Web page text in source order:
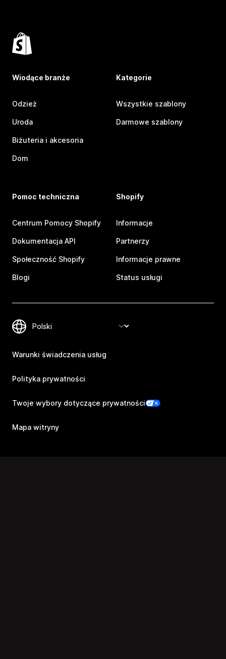
Wiodące branże
Odzież
Uroda
Biżuteria i akcesoria
Dom
Kategorie
Wszystkie szablony
Darmowe szablony
Pomoc techniczna
Centrum Pomocy Shopify
Dokumentacja API
Społeczność Shopify
Blogi
Shopify
Informacje
Partnerzy
Informacje prawne
Status usługi
Warunki świadczenia usług
Polityka prywatności
Twoje wybory dotyczące prywatności
Mapa witryny